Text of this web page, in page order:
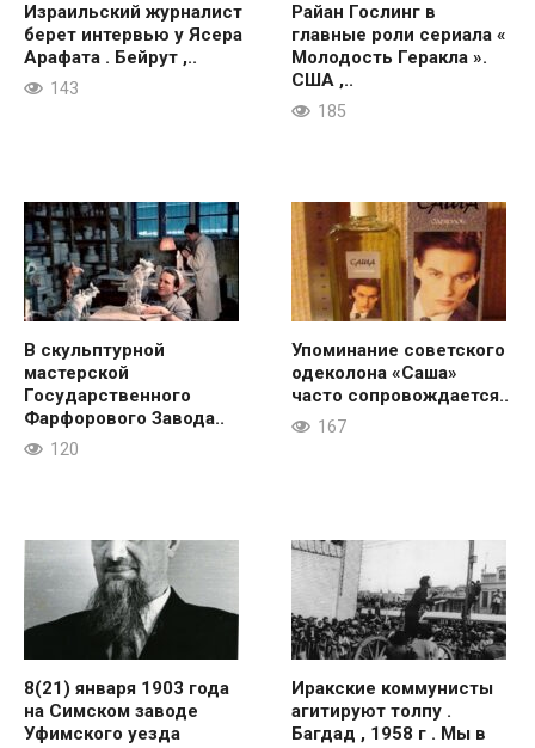
Израильский журналист
берет интервью у Ясера
Арафата . Бейрут ,..
143
Райан Гослинг в
главные роли сериала «
Молодость Геракла ».
США ,..
185
В скульптурной
мастерской
Государственного
Фарфорового Завода..
120
Упоминание советского
одеколона «Саша»
часто сопровождается..
167
8(21) января 1903 года
на Симском заводе
Уфимского уезда
Иракские коммунисты
агитируют толпу .
Багдад , 1958 г . Мы в